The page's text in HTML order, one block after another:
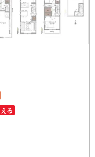
る